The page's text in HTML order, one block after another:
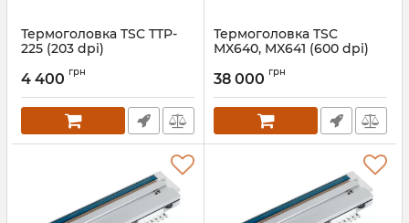
Термоголовка TSC TTP-
225 (203 dpi)
4 400 грн
Термоголовка TSC
MX640, MX641 (600 dpi)
38 000 грн